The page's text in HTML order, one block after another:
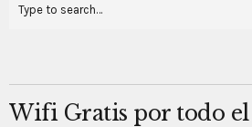
Wifi Gratis por todo